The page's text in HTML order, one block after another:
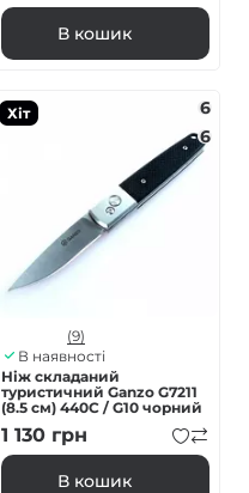
В кошик
Хіт
6
6
(9)
В наявності
Ніж складаний
туристичний Ganzo G7211
(8.5 см) 440C / G10 чорний
1 130 грн
В кошик